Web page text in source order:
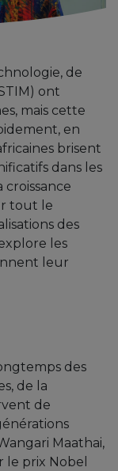
de
ont
mais cette
en
brisent
dans les
croissance
tout le
des
les
leur
des
de la
de
Maathai,
le prix Nobel